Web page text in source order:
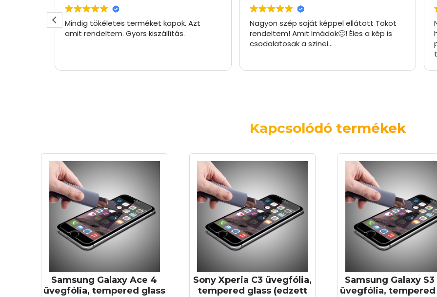
Mindig tökéletes terméket kapok. Azt
amit rendeltem. Gyors kiszállítás.
Nagyon szép saját képpel ellátott Tokot
rendeltem! Amit Imádok🙂! Éles a kép is
csodalatosak a szinei…
Kapcsolódó termékek
Samsung Galaxy Ace 4
üvegfólia, tempered glass
Sony Xperia C3 üvegfólia,
tempered glass (edzett
Samsung Galaxy
üvegfólia, tempered